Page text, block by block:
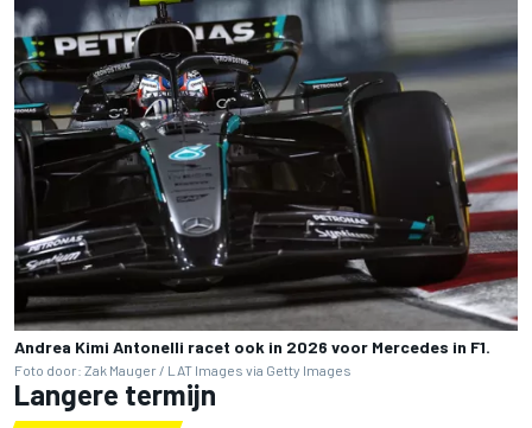
Andrea Kimi Antonelli racet ook in 2026 voor Mercedes in F1.
Foto door: Zak Mauger / LAT Images via Getty Images
Langere termijn